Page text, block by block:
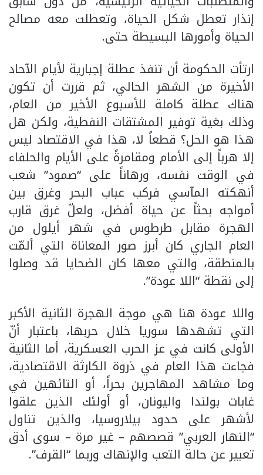
إنذار تعطل شكل الحياة، وتعطلت معه مصالح
الحياة وأمورها البسيطة حتى.
ارتأت الحكومة أن تنفذ عطلة إجبارية لأيام الآحاد
الأخيرة من الشهر الحالي، ثم قررت أن تكون
هناك عطلة كاملة للأسبوع الأخير من العام،
وذلك بغية توفير المشتقات النفطية، ولكن هل
هذا هو الحل؟ قطعاً لا، هذا في الاقتصاد ليس
إلا هرباً إلى الأمام ومقامرةً على الأيام والحلفاء
في الوقت نفسه، ورهاناً على “صمود” شعب
أنهكته المآسي فركب عباب البحر وغرق بين
أمواجه بحثاً عن حياة أفضل، ولعلّ غرق قارب
الهجرة مقابل طرطوس في شهر أيلول من
العام الجاري كان أبرز صور المعاناة التي ألمّت
بالمنطقة، والتي معها كان الضحايا قد وصلوا
إلى نقطة “اللا عودة”.
واللا عودة هنا هي موجة الهجرة الثانية الأكبر
التي تشهدها سوريا خلال حربها، باعتبار أنّ
الأولى كانت في عز الحرب العسكرية، أما الثانية
فجاءت هذا العام في ذروة الكارثة الاقتصادية،
وما مشاهد المهاجرين بحراً، أو التائهين في
غابات بولندا واليونان، أو أولئك الذين علقوا
لأشهر على حدود بيلاروسيا، والذين تناول
“النهار العربي” قصصهم – غير مرة – سوى أدق
تعبير عن حالة التعب والإنهاك وربما “القرف”.